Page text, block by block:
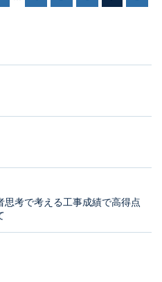
思考で考える工事成績で高得点